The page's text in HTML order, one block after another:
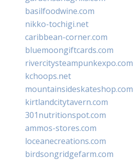
basilfoodwine.com
nikko-tochigi.net
caribbean-corner.com
bluemoongiftcards.com
rivercitysteampunkexpo.com
kchoops.net
mountainsideskateshop.com
kirtlandcitytavern.com
301nutritionspot.com
ammos-stores.com
loceanecreations.com
birdsongridgefarm.com